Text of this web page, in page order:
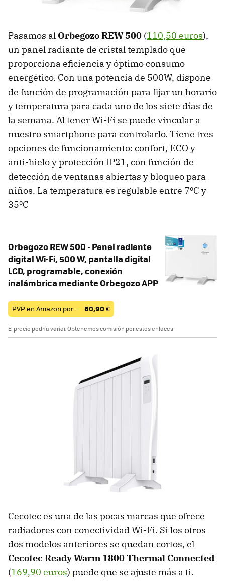
Pasamos al Orbegozo REW 500 (110,50 euros),
un panel radiante de cristal templado que
proporciona eficiencia y óptimo consumo
energético. Con una potencia de 500W, dispone
de función de programación para fijar un horario
y temperatura para cada uno de los siete días de
la semana. Al tener Wi-Fi se puede vincular a
nuestro smartphone para controlarlo. Tiene tres
opciones de funcionamiento: confort, ECO y
anti-hielo y protección IP21, con función de
detección de ventanas abiertas y bloqueo para
niños. La temperatura es regulable entre 7ºC y
35ºC
Orbegozo REW 500 - Panel radiante
digital Wi-Fi, 500 W, pantalla digital
LCD, programable, conexión
inalámbrica mediante Orbegozo APP
PVP en Amazon por — 80,90€
El precio podría variar. Obtenemos comisión por estos enlaces
Cecotec es una de las pocas marcas que ofrece
radiadores con conectividad Wi-Fi. Si los otros
dos modelos anteriores se quedan cortos, el
Cecotec Ready Warm 1800 Thermal Connected
(169,90 euros) puede que se ajuste más a ti.